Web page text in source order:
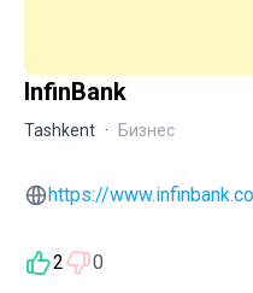
InfinBank
Tashkent · Бизнес
https://
2 0